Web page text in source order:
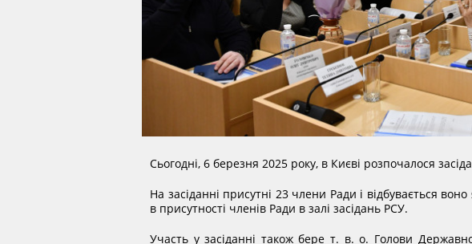
Сьогодні, 6 березня 2025 року, в Києві розпочалося
На засіданні присутні 23 члени Ради і відбувається
в присутності членів Ради в залі засідань РСУ.
Участь у засіданні також бере т. в. о. Голови